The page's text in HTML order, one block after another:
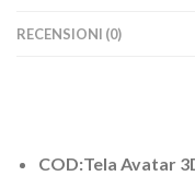
RECENSIONI (0)
COD:Tela Avatar